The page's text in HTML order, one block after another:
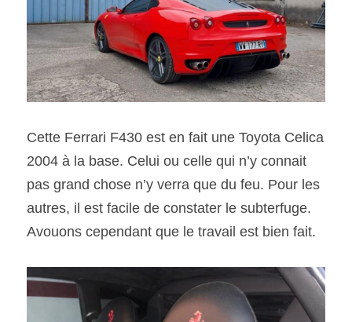
Cette Ferrari F430 est en fait une Toyota Celica
2004 à la base. Celui ou celle qui n’y connait
pas grand chose n’y verra que du feu. Pour les
autres, il est facile de constater le subterfuge.
Avouons cependant que le travail est bien fait.